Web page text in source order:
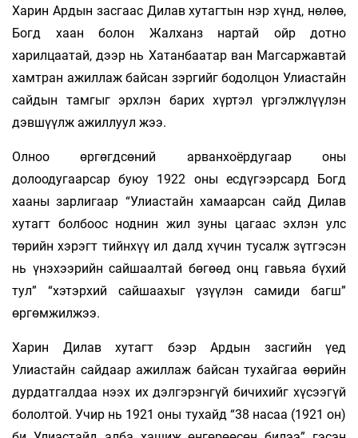
Харин Ардын засгаас Дилав хутагтын нэр хүнд, нөлөө,
Богд хаан болон Жалханз нартай ойр дотно
харилцаатай, дээр нь Хатанбаатар ван Магсаржавтай
хамтран ажиллаж байсан зэргийг бодолцон Улиастайн
сайдын тамгыг эрхлэн барих хүртэл үргэлжлүүлэн
дэвшүүлж ажиллуул жээ.
Олноо өргөгдсөний арванхоёрдугаар оны
долоодугаарсар буюу 1922 оны есдүгээрсард Богд
хааны зарлигаар “Улиастайн хамаарсан сайд Дилав
хутагт болбоос ноднин жил зуны цагаас эхлэн улс
төрийн хэрэгт тийнхүү ил далд хүчин тусалж зүтгэсэн
нь үнэхээрийн сайшаалтай бөгөөд онц гавьяа бүхий
тул” “хэтэрхий сайшаахыг үзүүлэн самиди багш”
өргөмжилжээ.
Харин Дилав хутагт бээр Ардын засгийн үед
Улиастайн сайдаар ажиллаж байсан тухайгаа өөрийн
дурдатгалдаа нээх их дэлгэрэнгүй бичихийг хүсээгүй
бололтой. Учир нь 1921 оны тухайд “38 насаа (1921 он)